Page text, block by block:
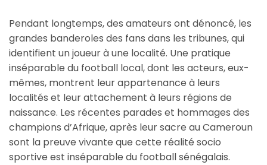
Pendant longtemps, des amateurs ont dénoncé, les
grandes banderoles des fans dans les tribunes, qui
identifient un joueur à une localité. Une pratique
inséparable du football local, dont les acteurs, eux-
mêmes, montrent leur appartenance à leurs
localités et leur attachement à leurs régions de
naissance. Les récentes parades et hommages des
champions d’Afrique, après leur sacre au Cameroun
sont la preuve vivante que cette réalité socio
sportive est inséparable du football sénégalais.